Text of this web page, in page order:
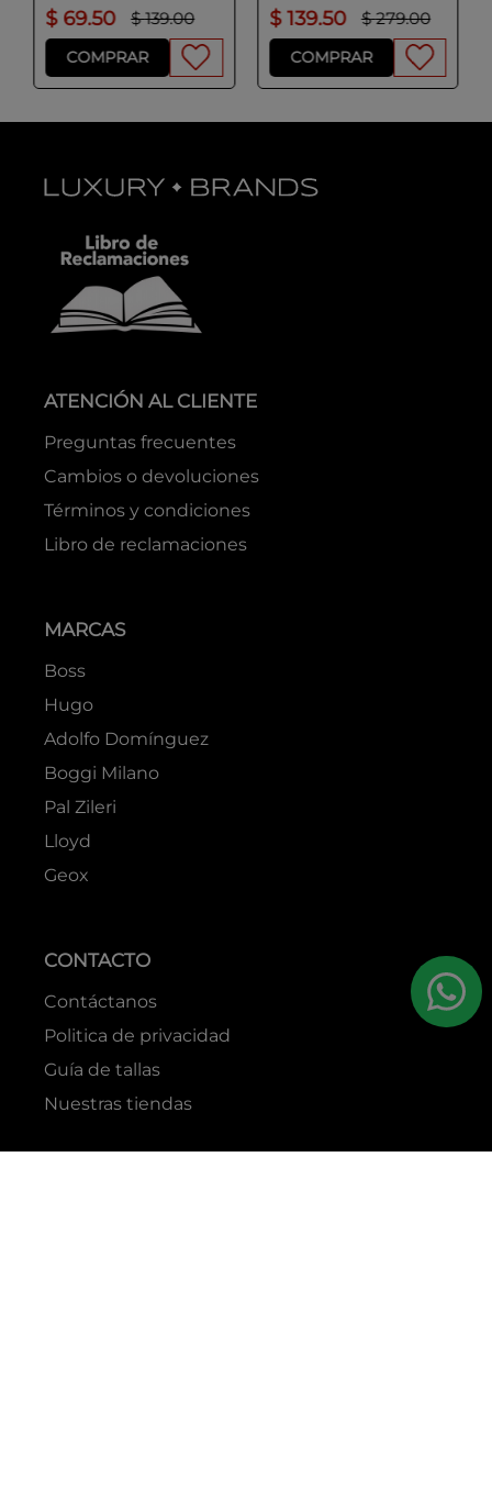
$ 69.50 $ 139.00
COMPRAR
$ 139.50 $ 279.00
COMPRAR
ATENCIÓN AL CLIENTE
Preguntas frecuentes
Cambios o devoluciones
Términos y condiciones
Libro de reclamaciones
MARCAS
Boss
Hugo
Adolfo Domínguez
Boggi Milano
Pal Zileri
Lloyd
Geox
CONTACTO
Contáctanos
Politica de privacidad
Guía de tallas
Nuestras tiendas